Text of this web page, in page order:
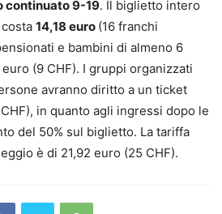
continuato 9-19. Il biglietto intero
14,18 euro (16 franchi
e bambini di almeno 6
(9 CHF). I gruppi organizzati
avranno diritto a un ticket
in quanto agli ingressi dopo le
del 50% sul biglietto. La tariffa
è di 21,92 euro (25 CHF).